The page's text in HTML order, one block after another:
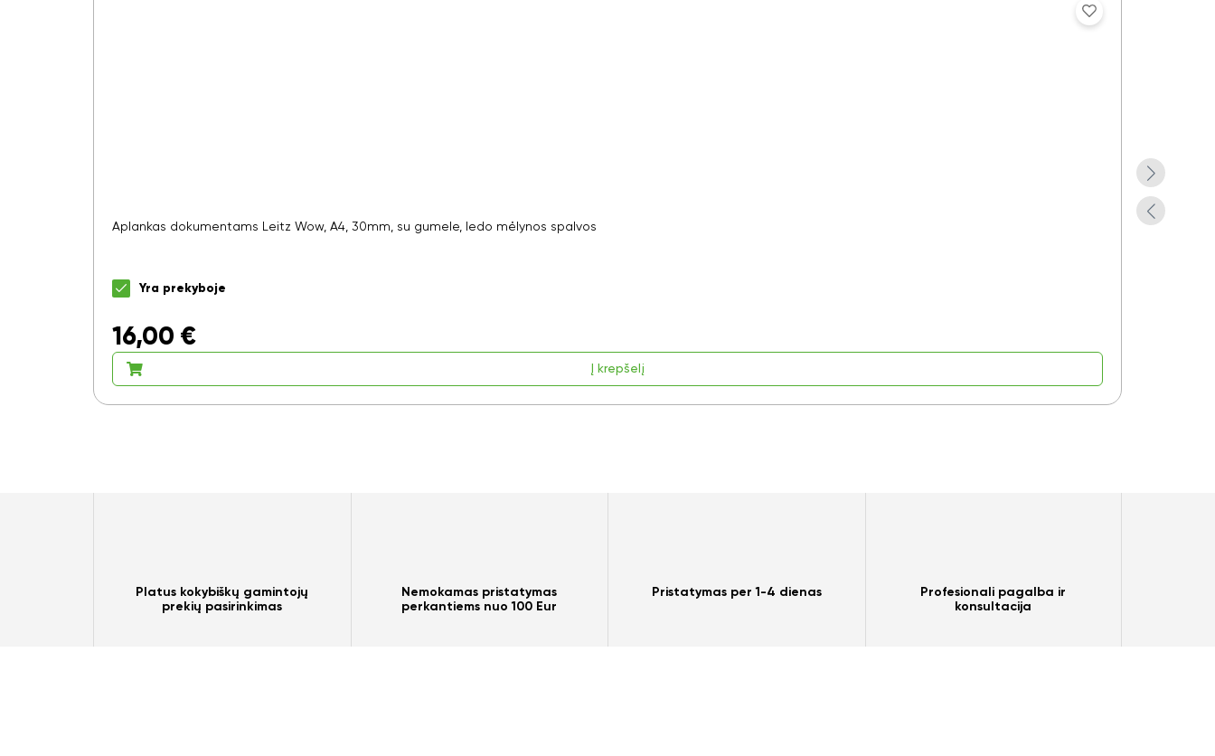
Aplankas dokumentams Leitz Wow, A4, 30mm, su gumele, ledo mėlynos spalvos
Yra prekyboje
16,00 €
Į krepšelį
Dėklas su
Platus kokybiškų gamintojų
prekių pasirinkimas
Nemokamas pristatymas
perkantiems nuo 100 Eur
Pristatymas per 1-4 dienas
Profesionali pagalba ir
konsultacija